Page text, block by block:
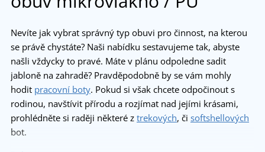
Nevíte jak vybrat správný typ obuvi pro činnost, na kterou
se právě chystáte? Naši nabídku sestavujeme tak, abyste
našli vždycky to pravé. Máte v plánu odpoledne sadit
jabloně na zahradě? Pravděpodobně by se vám mohly
hodit pracovní boty. Pokud si však chcete odpočinout s
rodinou, navštívit přírodu a rozjímat nad jejími krásami,
prohlédněte si raději některé z trekových, či softshellových
bot.